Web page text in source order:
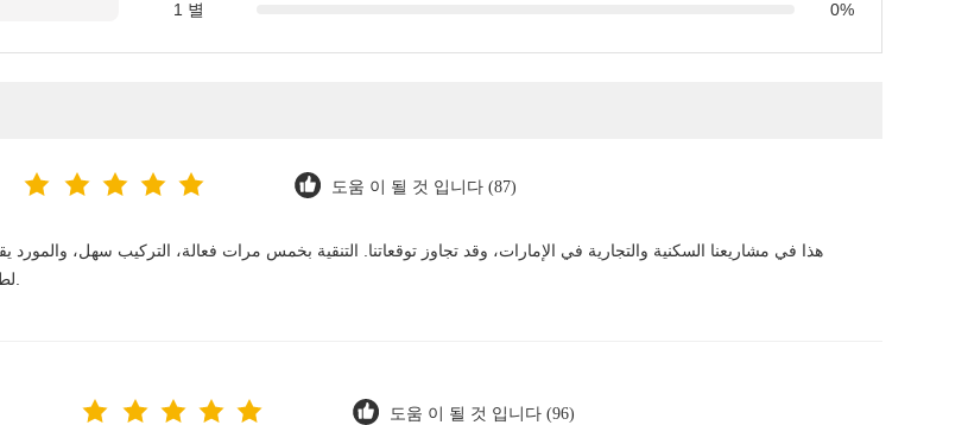
1 별
0%
도움 이 될 것 입니다 (87)
도움 이 될 것 입니다 (96)